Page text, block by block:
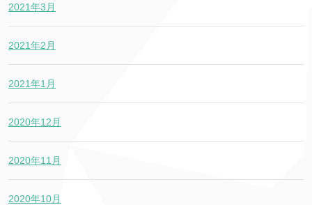
2021年3月
2021年2月
2021年1月
2020年12月
2020年11月
2020年10月